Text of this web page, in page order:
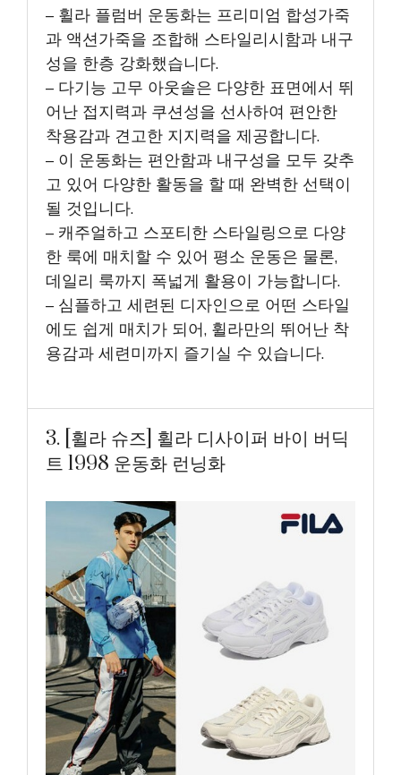
– 휠라 플럼버 운동화는 프리미엄 합성가죽
과 액션가죽을 조합해 스타일리시함과 내구
성을 한층 강화했습니다.
– 다기능 고무 아웃솔은 다양한 표면에서 뛰
어난 접지력과 쿠션성을 선사하여 편안한
착용감과 견고한 지지력을 제공합니다.
– 이 운동화는 편안함과 내구성을 모두 갖추
고 있어 다양한 활동을 할 때 완벽한 선택이
될 것입니다.
– 캐주얼하고 스포티한 스타일링으로 다양
한 룩에 매치할 수 있어 평소 운동은 물론,
데일리 룩까지 폭넓게 활용이 가능합니다.
– 심플하고 세련된 디자인으로 어떤 스타일
에도 쉽게 매치가 되어, 휠라만의 뛰어난 착
용감과 세련미까지 즐기실 수 있습니다.
3. [휠라 슈즈] 휠라 디사이퍼 바이 버딕
트 1998 운동화 런닝화